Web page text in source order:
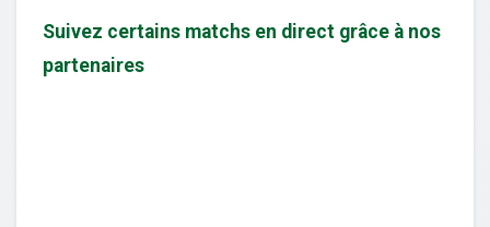
Suivez certains matchs en direct grâce à nos
partenaires